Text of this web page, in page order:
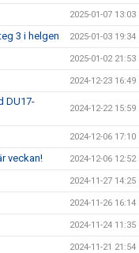
2025-01-07 13:03
3 i helgen 2025-01-03 19:34
2025-01-02 21:53
2024-12-23 16:49
DU17-
2024-12-22 15:59
2024-12-06 17:10
veckan! 2024-12-06 12:52
2024-11-27 14:25
2024-11-26 16:14
2024-11-24 11:35
2024-11-21 21:54